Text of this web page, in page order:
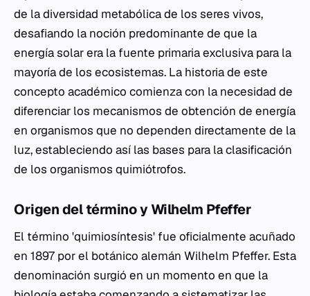
de la diversidad metabólica de los seres vivos,
desafiando la noción predominante de que la
energía solar era la fuente primaria exclusiva para la
mayoría de los ecosistemas. La historia de este
concepto académico comienza con la necesidad de
diferenciar los mecanismos de obtención de energía
en organismos que no dependen directamente de la
luz, estableciendo así las bases para la clasificación
de los organismos quimiótrofos.
Origen del término y Wilhelm Pfeffer
El término 'quimiosíntesis' fue oficialmente acuñado
en 1897 por el botánico alemán Wilhelm Pfeffer. Esta
denominación surgió en un momento en que la